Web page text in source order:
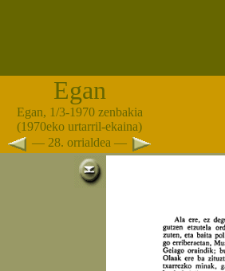
Egan
Egan, 1/3-1970 zenbakia
(1970eko urtarril-ekaina)
— 28. orrialdea —